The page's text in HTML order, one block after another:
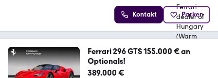
Kontakt Parken
Ferrari 296 GTS 155.000 € an
Optionals!
389.000 €